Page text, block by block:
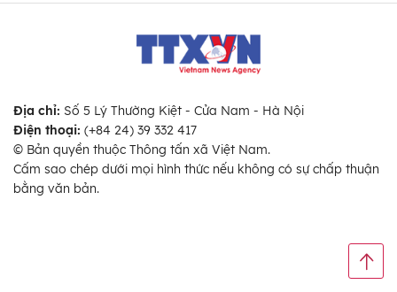
Địa chỉ: Số 5 Lý Thường Kiệt - Cửa Nam - Hà Nội
Điện thoại: (+84 24) 39 332 417
© Bản quyền thuộc Thông tấn xã Việt Nam.
Cấm sao chép dưới mọi hình thức nếu không có sự chấp thuận
bằng văn bản.